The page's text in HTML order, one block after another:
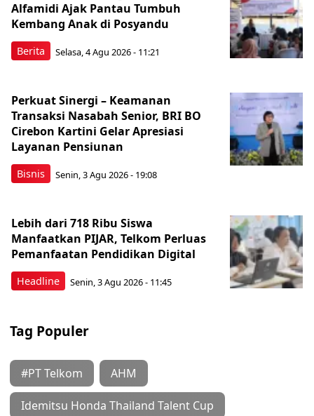
Berita
Alfamidi Ajak Pantau Tumbuh
Kembang Anak di Posyandu
Selasa, 4 Agu 2026 - 11:21
Bisnis
Perkuat Sinergi – Keamanan
Transaksi Nasabah Senior, BRI BO
Cirebon Kartini Gelar Apresiasi
Layanan Pensiunan
Senin, 3 Agu 2026 - 19:08
Headline
Lebih dari 718 Ribu Siswa
Manfaatkan PIJAR, Telkom Perluas
Pemanfaatan Pendidikan Digital
Senin, 3 Agu 2026 - 11:45
Tag Populer
#PT Telkom AHM
Idemitsu Honda Thailand Talent Cup